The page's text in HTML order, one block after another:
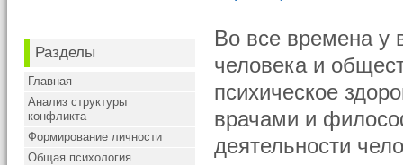
Разделы
Главная
Анализ структуры
конфликта
Формирование личности
Общая психология
Во все времена у
человека и
психическое
врачами и
деятельности